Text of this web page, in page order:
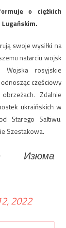
o ciężkich
swoje wysiłki na
natarciu wojsk
rosyjskie
częściowy
Zdalnie
ukraińskich w
Starego Saltiwu.
Szestakowa.
Изюма
2022